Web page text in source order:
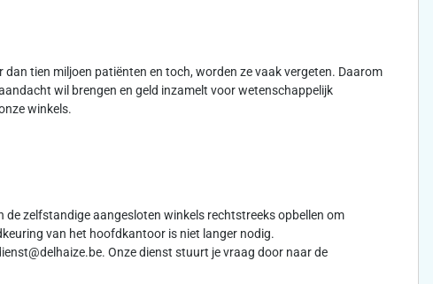
tien miljoen patiënten en toch, worden ze vaak vergeten. Daarom
wil brengen en geld inzamelt voor wetenschappelijk
winkels.
zelfstandige aangesloten winkels rechtstreeks opbellen om
van het hoofdkantoor is niet langer nodig.
Onze dienst stuurt je vraag door naar de